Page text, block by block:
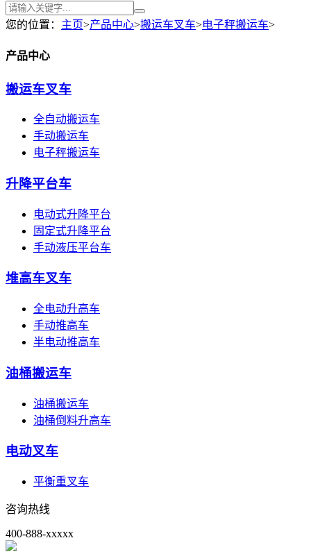
您的位置： 主页>产品中心>搬运车叉车>电子秤搬运车>
产品中心
搬运车叉车
全自动搬运车
手动搬运车
电子秤搬运车
升降平台车
电动式升降平台
固定式升降平台
手动液压平台车
堆高车叉车
全电动升高车
手动推高车
半电动推高车
油桶搬运车
油桶搬运车
油桶倒料升高车
电动叉车
平衡重叉车
咨询热线
400-888-xxxxx